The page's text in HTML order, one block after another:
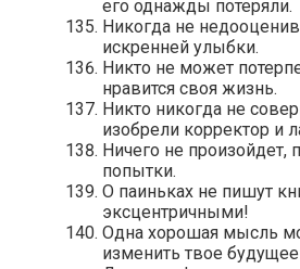
его однажды потеряли.
Никогда не
искренней улыбки.
Никто не может
нравится своя жизнь.
Никто никогда не
изобрели корректор и
Ничего не произойдет,
попытки.
О паиньках не пишут
эксцентричными!
Одна хорошая мысль
изменить твое